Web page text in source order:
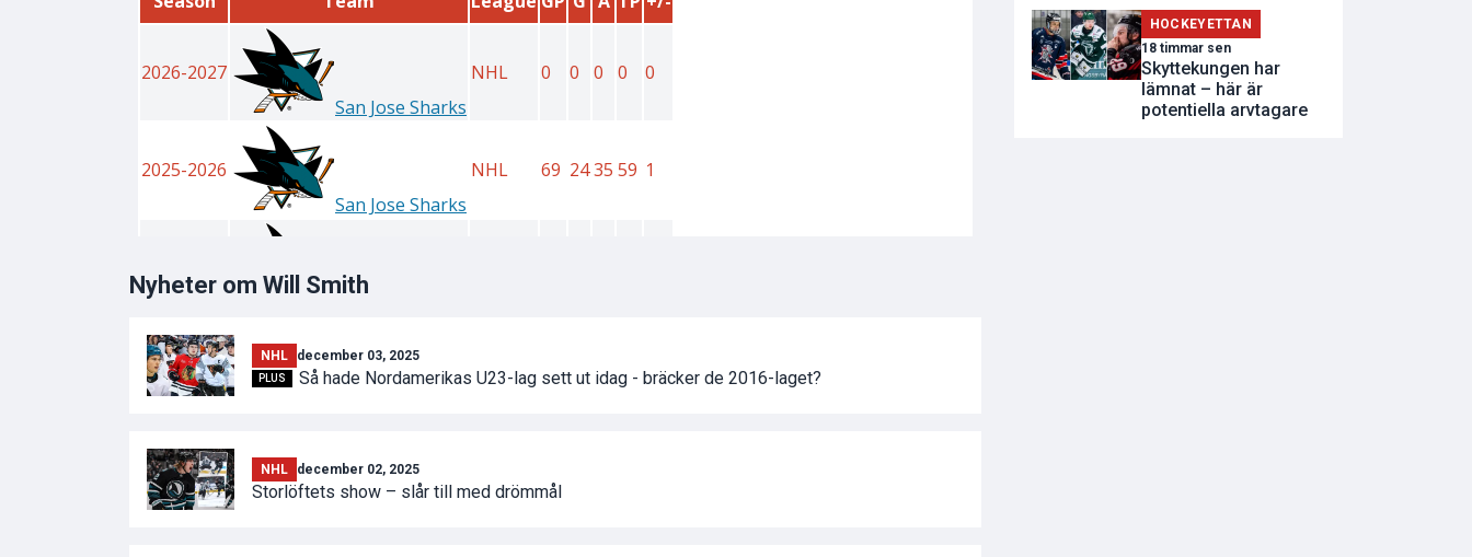
Nyheter om Will Smith
NHL december 03, 2025
PLUS Så hade Nordamerikas U23-lag sett ut idag - bräcker de 2016-laget?
NHL december 02, 2025
Storlöftets show – slår till med drömmål
HOCKEYETTAN
18 timmar sen
Skyttekungen har
lämnat – här är
potentiella arvtagare